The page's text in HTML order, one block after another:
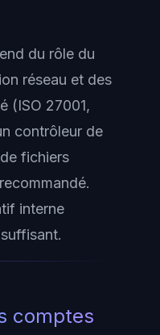
du rôle du
réseau et des
(ISO 27001,
contrôleur de
fichiers
interne
comptes